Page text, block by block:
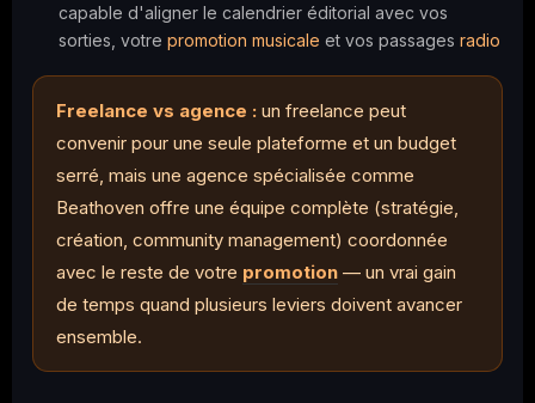
capable d'aligner le calendrier éditorial avec vos
sorties, votrepromotion musicale et vos passagesradio
Freelance vs agence : un freelance peut
convenir pour une seule plateforme et un budget
serré, mais une agence spécialisée comme
Beathoven offre une équipe complète (stratégie,
création, community management) coordonnée
avec le reste de votre promotion — un vrai gain
de temps quand plusieurs leviers doivent avancer
ensemble.